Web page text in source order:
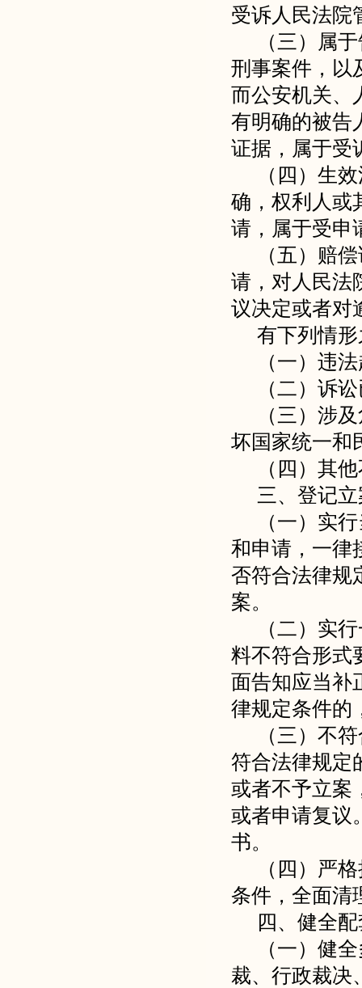
受诉人民法院
（三）属
刑事案件，以
而公安机关、
有明确的被告
证据，属于受
（四）生
确，权利人或
请，属于受申
（五）赔
请，对人民法
议决定或者对
有下列情
（一）违
（二）诉
（三）涉
坏国家统一和
（四）其
三、登记
（一）实
和申请，一律
否符合法律规
案。
（二）实
料不符合形式
面告知应当补
律规定条件的
（三）不
符合法律规定
或者不予立案
或者申请复议
书。
（四）严
条件，全面清
四、健全
（一）健
裁、行政裁决